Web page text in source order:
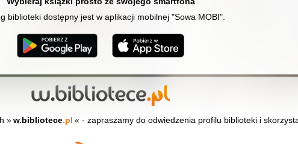
biblioteki dostępny jest w aplikacji mobilnej "Sowa MOBI".
» w.bibliotece.pl « - zapraszamy do odwiedzenia profilu biblioteki i